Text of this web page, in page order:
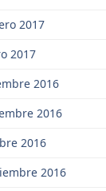
2017
2017
2016
2016
2016
2016